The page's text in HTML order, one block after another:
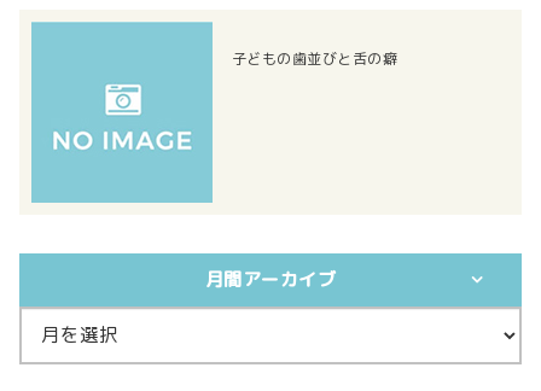
子どもの歯並びと舌の癖
月間アーカイブ